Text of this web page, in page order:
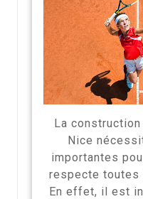
La construction
Nice
importantes
respecte toutes
En effet, il est